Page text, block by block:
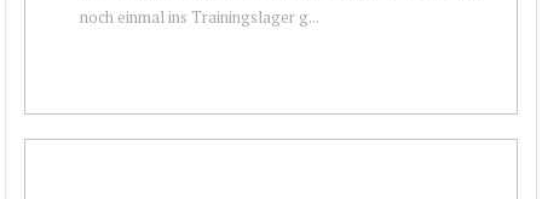
noch einmal ins Trainingslager g...